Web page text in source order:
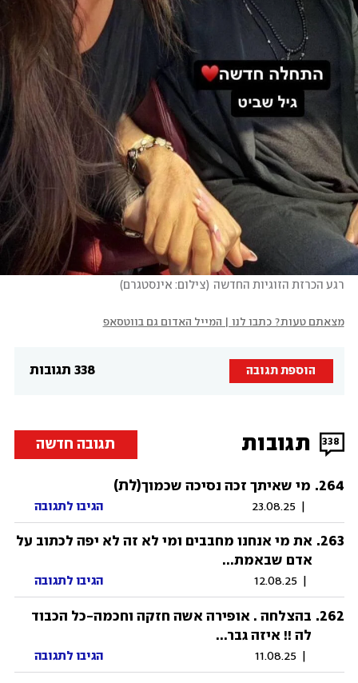
רגע הכרזת הזוגיות החדשה (צילום: אינסטגרם)
מצאתם טעות? כתבו לנו | המייל האדום גם בווטסאפ
338 תגובות הוספת תגובה
338 תגובות תגובה חדשה
264
. מי שאיתך זכה נסיכה שכמוך(לת)
23.08.25 הגיבו לתגובה
263
. את מי אנחנו מחבבים ומי לא זה לא יפה לכתוב על
אדם שבאמת...
12.08.25 הגיבו לתגובה
262
. בהצלחה . אופירה אשה חזקה וחכמה-כל הכבוד
לה !! איזה גבר...
11.08.25 הגיבו לתגובה